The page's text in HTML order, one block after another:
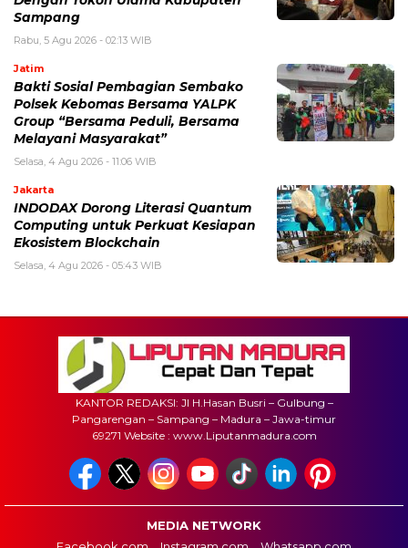
Sampang
Rabu, 5 Agu 2026 - 02:13 WIB
Jatim
Bakti Sosial Pembagian Sembako
Polsek Kebomas Bersama YALPK
Group “Bersama Peduli, Bersama
Melayani Masyarakat”
Selasa, 4 Agu 2026 - 11:06 WIB
Jakarta
INDODAX Dorong Literasi Quantum
Computing untuk Perkuat Kesiapan
Ekosistem Blockchain
Selasa, 4 Agu 2026 - 05:43 WIB
KANTOR REDAKSI: Jl H.Hasan Busri – Gulbung –
Pangarengan – Sampang – Madura – Jawa-timur
69271 Website : www.Liputanmadura.com
MEDIA NETWORK